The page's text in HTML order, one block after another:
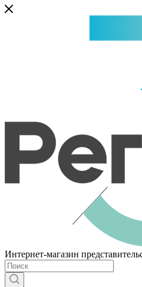
Интернет-магазин